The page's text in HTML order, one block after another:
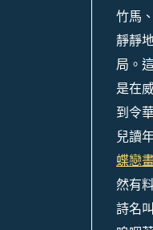
竹馬
靜靜
局。
是在
到令
兒讀
蝶戀
然有
詩名